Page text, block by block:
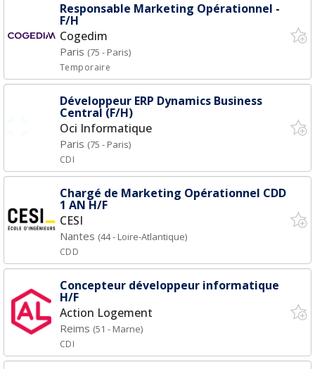
Responsable Marketing Opérationnel -
F/H
Cogedim
Paris (75 - Paris)
Temporaire
Développeur ERP Dynamics Business
Central (F/H)
Oci Informatique
Paris (75 - Paris)
CDI
Chargé de Marketing Opérationnel CDD
1 AN H/F
CESI
Nantes (44 - Loire-Atlantique)
CDD
Concepteur développeur informatique
H/F
Action Logement
Reims (51 - Marne)
CDI